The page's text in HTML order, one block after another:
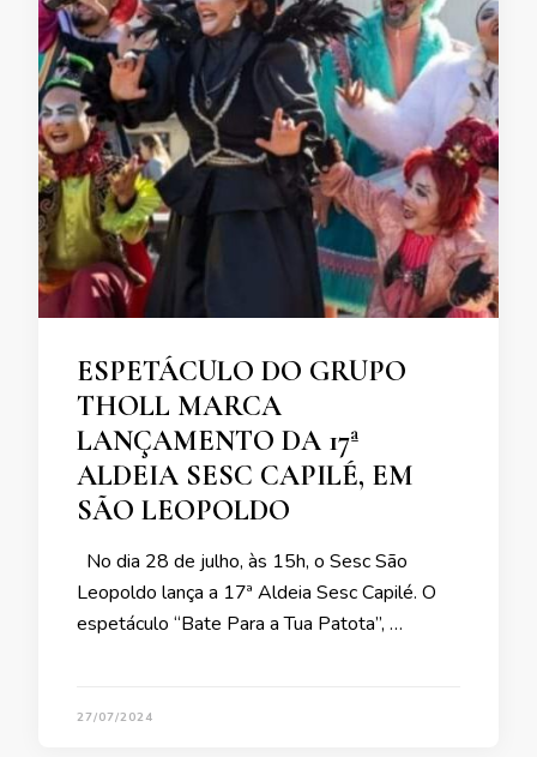
ESPETÁCULO DO GRUPO
THOLL MARCA
LANÇAMENTO DA 17ª
ALDEIA SESC CAPILÉ, EM
SÃO LEOPOLDO
No dia 28 de julho, às 15h, o Sesc São
Leopoldo lança a 17ª Aldeia Sesc Capilé. O
espetáculo “Bate Para a Tua Patota”, …
27/07/2024